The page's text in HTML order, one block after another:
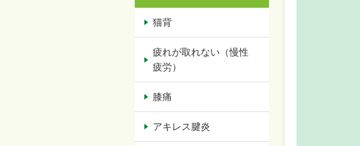
猫背
疲れが取れない（慢性
疲労）
膝痛
アキレス腱炎